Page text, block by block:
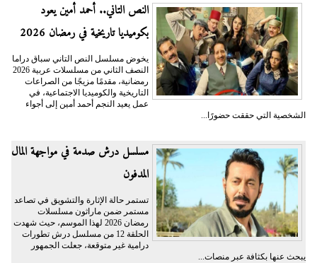
النص التاني.. أحمد أمين يعود
بكوميديا تاريخية في رمضان 2026
يخوض مسلسل النص التاني سباق دراما
النصف الثاني من مسلسلات عربية 2026
رمضانية، مقدمًا مزيجًا من الصراعات
التاريخية والكوميديا الاجتماعية، في
عمل يعيد النجم أحمد أمين إلى أجواء
الشخصية التي حققت حضورًا...
مسلسل درش صدمة في مواجهة المال
المدفون
تستمر حالة الإثارة والتشويق في تصاعد
مستمر ضمن ماراثون مسلسلات
رمضان 2026 لهذا الموسم، حيث شهدت
الحلقة 12 من مسلسل درش تطورات
درامية غير متوقعة، جعلت الجمهور
يبحث عنها بكثافة عبر منصات...